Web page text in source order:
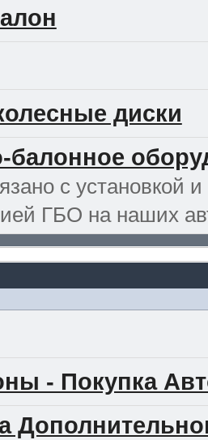
диски
балонное
с установкой и
ГБО на наших
- Покупка